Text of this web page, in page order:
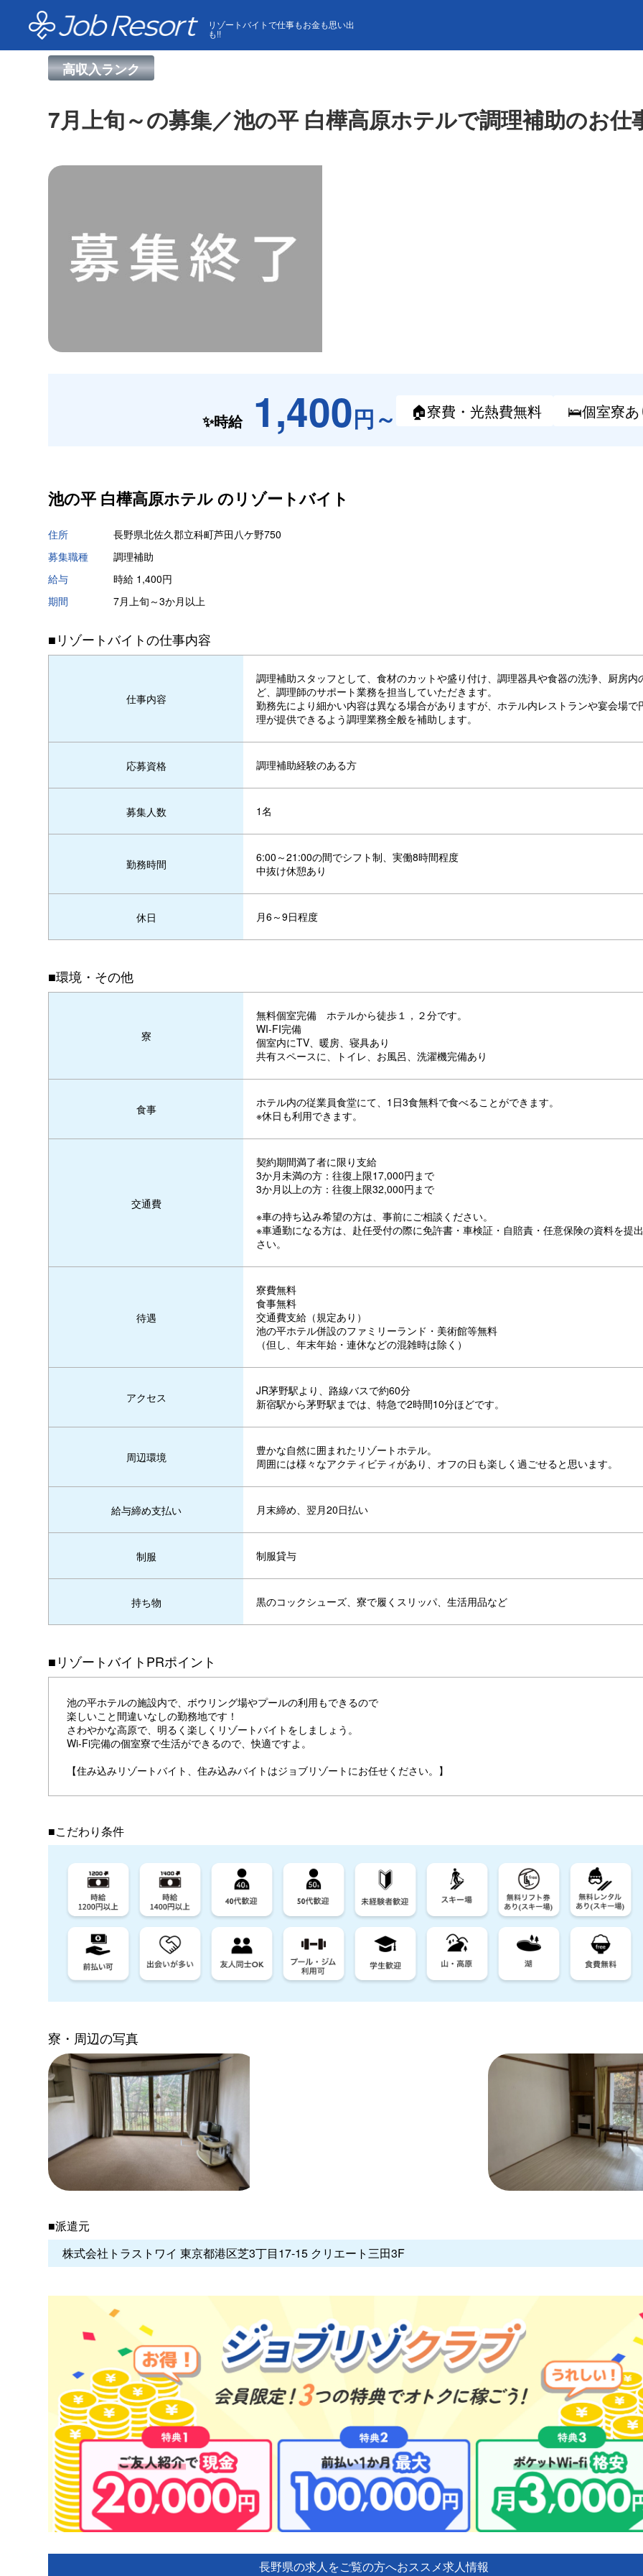
リゾートバイトで仕事もお金も思い出
も!!
HOME 求人一覧
高収入ランク
7月上旬～の募集／池の平 白樺高原ホテルで調理補助のお仕
✨時給 1,400円～ 🏠寮費・ 光熱費無料 🛌個室寮あ
池の平 白樺高原ホテル のリゾートバイト
住所
長野県北佐久郡立科町芦田八ケ野750
募集職種
調理補助
給与
時給 1,400円
期間
7月上旬～3か月以上
■リゾートバイトの仕事内容
仕事内容
調理補助スタッフとして、食材のカットや盛り付け、調理器具や食器の洗浄、厨房内
ど、調理師のサポート業務を担当していただきます。
勤務先により細かい内容は異なる場合がありますが、ホテル内レストランや宴会場で
理が提供できるよう調理業務全般を補助します。
応募資格 調理補助経験のある方
募集人数 1名
勤務時間
6:00～21:00の間でシフト制、実働8時間程度
中抜け休憩あり
休日 月6～9日程度
■環境・その他
寮
無料個室完備 ホテルから徒歩１，２分です。
WI-FI完備
個室内にTV、暖房、寝具あり
共有スペースに、トイレ、お風呂、洗濯機完備あり
食事
ホテル内の従業員食堂にて、1日3食無料で食べることができます。
※休日も利用できます。
交通費
契約期間満了者に限り支給
3か月未満の方：往復上限17,000円まで
3か月以上の方：往復上限32,000円まで
※車の持ち込み希望の方は、事前にご相談ください。
※車通勤になる方は、赴任受付の際に免許書・車検証・自賠責・任意保険の資料を提
さい。
待遇
寮費無料
食事無料
交通費支給（規定あり）
池の平ホテル併設のファミリーランド・美術館等無料
（但し、年末年始・連休などの混雑時は除く）
アクセス
JR茅野駅より、路線バスで約60分
新宿駅から茅野駅までは、特急で2時間10分ほどです。
周辺環境
豊かな自然に囲まれたリゾートホテル。
周囲には様々なアクティビティがあり、オフの日も楽しく過ごせると思います。
給与締め支払い 月末締め、翌月20日払い
制服 制服貸与
持ち物 黒のコックシューズ、寮で履くスリッパ、生活用品など
■リゾートバイトPRポイント
池の平ホテルの施設内で、ボウリング場やプールの利用もできるので
楽しいこと間違いなしの勤務地です！
さわやかな高原で、明るく楽しくリゾートバイトをしましょう。
Wi-Fi完備の個室寮で生活ができるので、快適ですよ。
【住み込みリゾートバイト、住み込みバイトはジョブリゾートにお任せください。】
■こだわり条件
寮・周辺の写真
■派遣元
株式会社トラストワイ 東京都港区芝3丁目17-15 クリエート三田3F
長野県の求人をご覧の方へおススメ求人情報